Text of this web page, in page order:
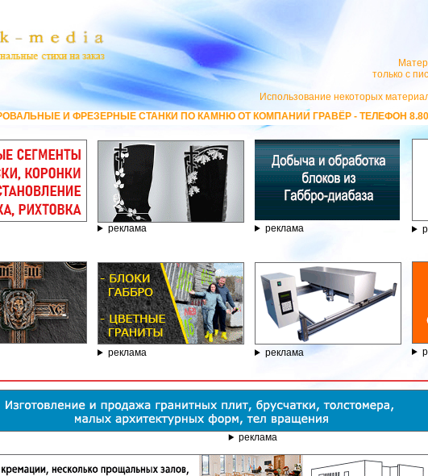
только с
Использование некоторых
ФРЕЗЕРНЫЕ СТАНКИ ПО КАМНЮ ОТ КОМПАНИИ ГРАВЁР - ТЕЛЕФОН 8.800.77-53-440,
реклама реклама
реклама реклама
реклама